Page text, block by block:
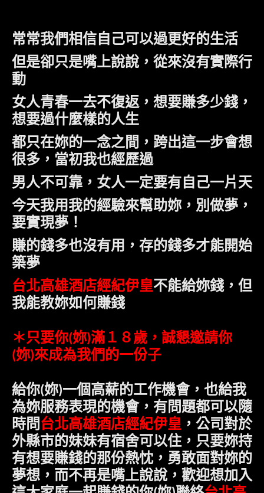
常常我們相信自己可以過更好的生活
但是卻只是嘴上說說，從來沒有實際行
動
女人青春一去不復返，想要賺多少錢，
想要過什麼樣的人生
都只在妳的一念之間，跨出這一步會想
很多，當初我也經歷過
男人不可靠，女人一定要有自己一片天
今天我用我的經驗來幫助妳，別做夢，
要實現夢！
賺的錢多也沒有用，存的錢多才能開始
築夢
台北高雄酒店經紀伊皇不能給妳錢，但
我能教妳如何賺錢
＊只要你(妳)滿１８歲，誠懇邀請你
(妳)來成為我們的一份子
給你(妳)一個高薪的工作機會，也給我
為妳服務表現的機會，有問題都可以隨
時問台北高雄酒店經紀伊皇 ，公司對於
外縣市的妹妹有宿舍可以住，只要妳持
有想要賺錢的那份熱忱，勇敢面對妳的
夢想，而不再是嘴上說說，歡迎想加入